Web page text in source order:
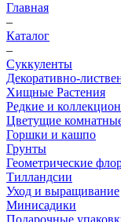
Главная
–
Каталог
–
Суккуленты
Декоративно-
Хищные Растения
Редкие и
Цветущие
Горшки и кашпо
Грунты
Геометрические
Тилландсии
Уход и выращивание
Минисадики
Подарочные